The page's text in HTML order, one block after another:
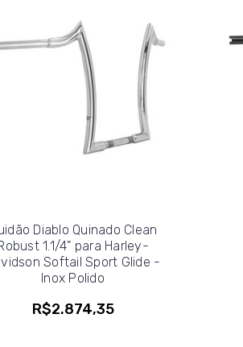
Diablo Quinado Clean
1.1/4" para Harley-
Softail Sport Glide -
Inox Polido
R$2.874,35